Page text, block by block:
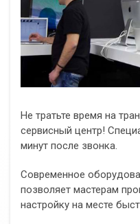
Не тратьте время на
сервисный центр!
минут после звонка.
Современное
позволяет мастерам
настройку на месте